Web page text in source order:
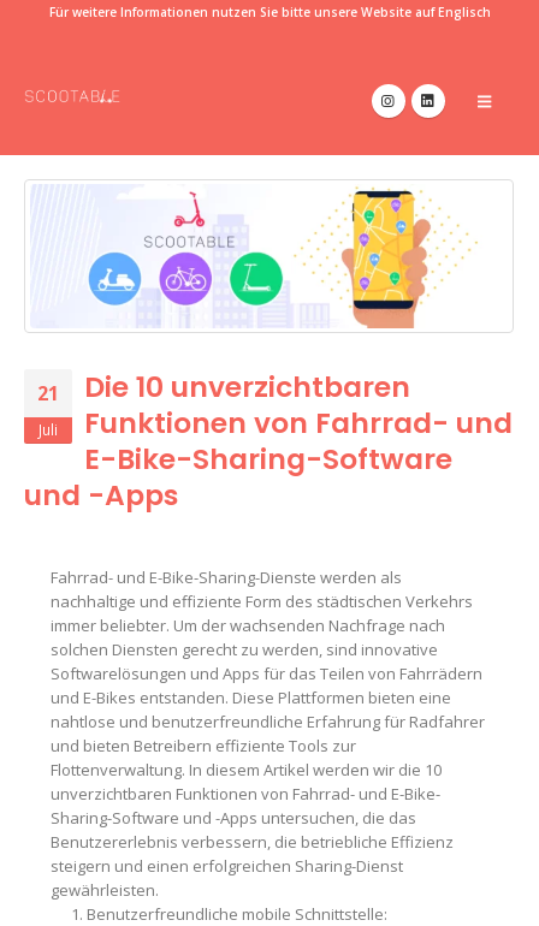
Für weitere Informationen nutzen Sie bitte unsere Website auf Englisch
21
Juli
Die 10 unverzichtbaren
Funktionen von Fahrrad- und
E-Bike-Sharing-Software
und -Apps
Fahrrad- und E-Bike-Sharing-Dienste werden als
nachhaltige und effiziente Form des städtischen Verkehrs
immer beliebter. Um der wachsenden Nachfrage nach
solchen Diensten gerecht zu werden, sind innovative
Softwarelösungen und Apps für das Teilen von Fahrrädern
und E-Bikes entstanden. Diese Plattformen bieten eine
nahtlose und benutzerfreundliche Erfahrung für Radfahrer
und bieten Betreibern effiziente Tools zur
Flottenverwaltung. In diesem Artikel werden wir die 10
unverzichtbaren Funktionen von Fahrrad- und E-Bike-
Sharing-Software und -Apps untersuchen, die das
Benutzererlebnis verbessern, die betriebliche Effizienz
steigern und einen erfolgreichen Sharing-Dienst
gewährleisten.
Benutzerfreundliche mobile Schnittstelle: